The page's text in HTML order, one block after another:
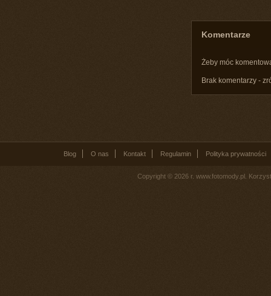
Komentarze
Żeby móc
Brak komentarzy -
Blog O nas Kontakt Regulamin Polityka prywatności
Copyright © 2026 r. www.fotomody.pl.